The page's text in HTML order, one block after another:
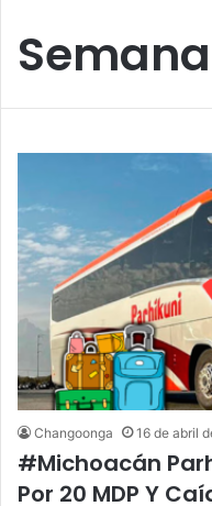
Changoonga 16 de abril
#Michoacán
Por 20 MDP Y